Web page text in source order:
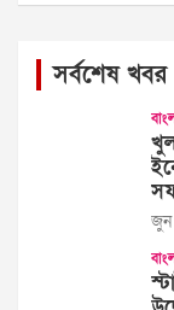
সর্বশেষ খবর
জুন